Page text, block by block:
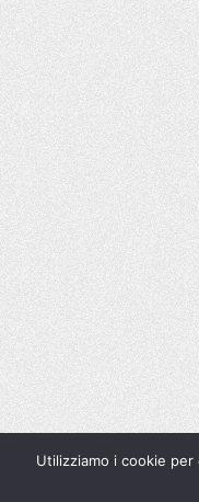
Utilizziamo i cookie